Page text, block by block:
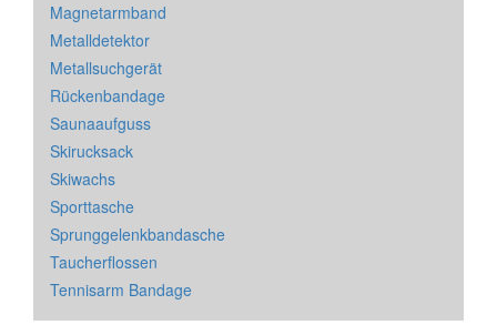
Magnetarmband
Metalldetektor
Metallsuchgerät
Rückenbandage
Saunaaufguss
Skirucksack
Skiwachs
Sporttasche
Sprunggelenkbandasche
Taucherflossen
Tennisarm Bandage